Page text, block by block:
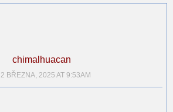
chimalhuacan
2 BŘEZNA, 2025 AT 9:53AM